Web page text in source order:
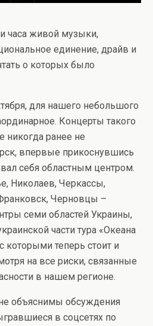
часа живой музыки,
единение, драйв и
о которых было
для нашего небольшого
Концерты такого
никогда ранее не
впервые прикоснувшись
себя областным центром.
Николаев, Черкассы,
Черновцы –
семи областей Украины,
части тура «Океана
которыми теперь стоит и
на все риски, связанные
в нашем регионе.
объяснимы обсуждения
в соцсетях по